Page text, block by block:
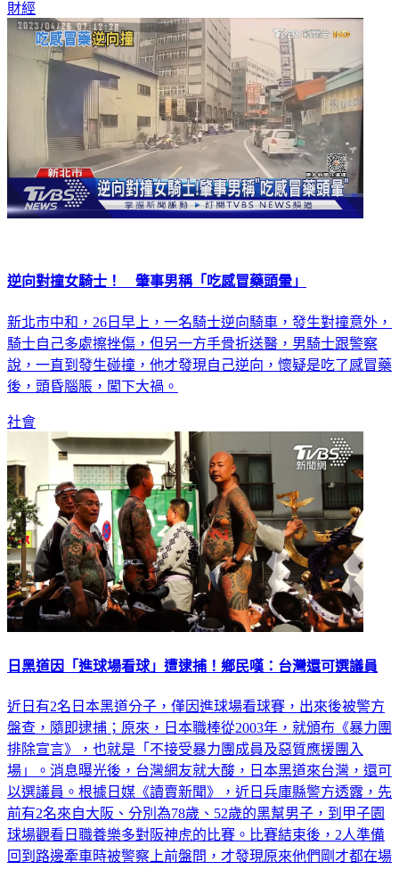
財經
逆向對撞女騎士！ 肇事男稱「吃感冒藥頭暈」
新北市中和，26日早上，一名騎士逆向騎車，發生對撞意外，
騎士自己多處擦挫傷，但另一方手骨折送醫，男騎士跟警察
說，一直到發生碰撞，他才發現自己逆向，懷疑是吃了感冒藥
後，頭昏腦脹，闖下大禍。
社會
日黑道因「進球場看球」遭逮捕！鄉民嘆：台灣還可選議員
近日有2名日本黑道分子，僅因進球場看球賽，出來後被警方
盤查，隨即逮捕；原來，日本職棒從2003年，就頒布《暴力團
排除宣言》，也就是「不接受暴力團成員及惡質應援團入
場」。消息曝光後，台灣網友就大酸，日本黑道來台灣，還可
以選議員。根據日媒《讀賣新聞》，近日兵庫縣警方透露，先
前有2名來自大阪、分別為78歲、52歲的黑幫男子，到甲子園
球場觀看日職養樂多對阪神虎的比賽。比賽結束後，2人準備
回到路邊牽車時被警察上前盤問，才發現原來他們剛才都在場